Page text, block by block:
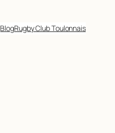
BlogRugby Club Toulonnais